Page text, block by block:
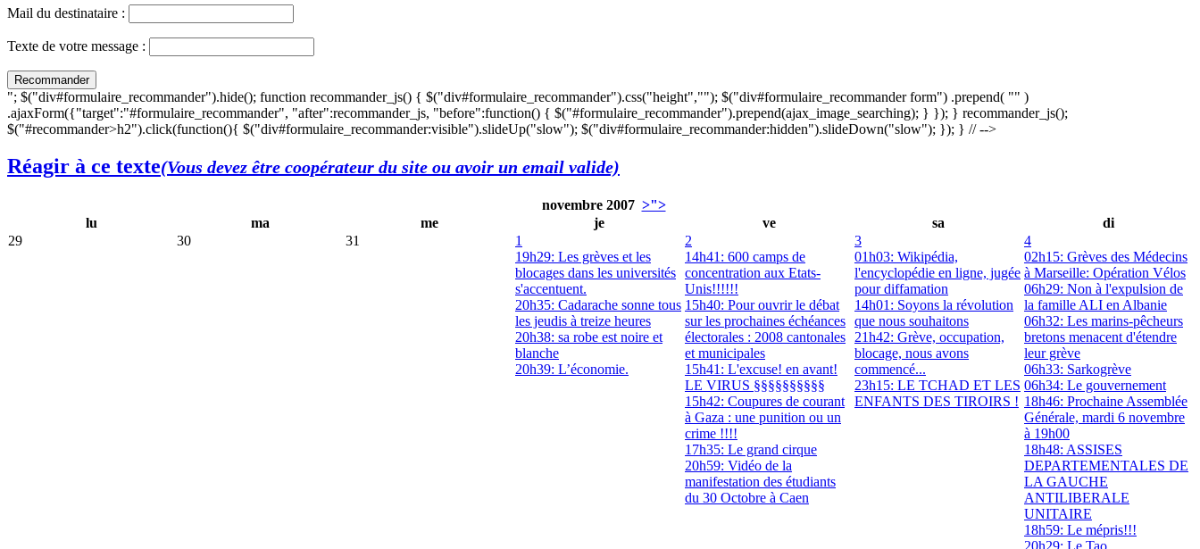
Mail du destinataire :
Texte de votre message :
"; $("div#formulaire_recommander").hide(); function recommander_js() { $("div#formulaire_recommander").css("height",""); $("div#formulaire_recommander form") .prepend( "" )
.ajaxForm({"target":"#formulaire_recommander", "after":recommander_js, "before":function() { $("#formulaire_recommander").prepend(ajax_image_searching); } }); } recommander_js();
$("#recommander>h2").click(function(){ $("div#formulaire_recommander:visible").slideUp("slow"); $("div#formulaire_recommander:hidden").slideDown("slow"); }); } // -->
Réagir à ce texte(Vous devez être coopérateur du site ou avoir un email valide)
novembre 2007 >">
lu
ma me je ve sa
di
29
30 31
1
19h29: Les grèves et les
blocages dans les universités
s'accentuent.
20h35: Cadarache sonne tous
les jeudis à treize heures
20h38: sa robe est noire et
blanche
20h39: L’économie.
2
14h41: 600 camps de
concentration aux Etats-
Unis!!!!!!
15h40: Pour ouvrir le débat
sur les prochaines échéances
électorales : 2008 cantonales
et municipales
15h41: L'excuse! en avant!
LE VIRUS §§§§§§§§§§
15h42: Coupures de courant
à Gaza : une punition ou un
crime !!!!
17h35: Le grand cirque
20h59: Vidéo de la
manifestation des étudiants
du 30 Octobre à Caen
3
01h03: Wikipédia,
l'encyclopédie en ligne, jugée
pour diffamation
14h01: Soyons la révolution
que nous souhaitons
21h42: Grève, occupation,
blocage, nous avons
commencé...
23h15: LE TCHAD ET LES
ENFANTS DES TIROIRS !
4
02h15: Grèves des Médecins
à Marseille: Opération Vélos
06h29: Non à l'expulsion de
la famille ALI en Albanie
06h32: Les marins-pêcheurs
bretons menacent d'étendre
leur grève
06h33: Sarkogrève
06h34: Le gouvernement
18h46: Prochaine Assemblée
Générale, mardi 6 novembre
à 19h00
18h48: ASSISES
DEPARTEMENTALES DE
LA GAUCHE
ANTILIBERALE
UNITAIRE
18h59: Le mépris!!!